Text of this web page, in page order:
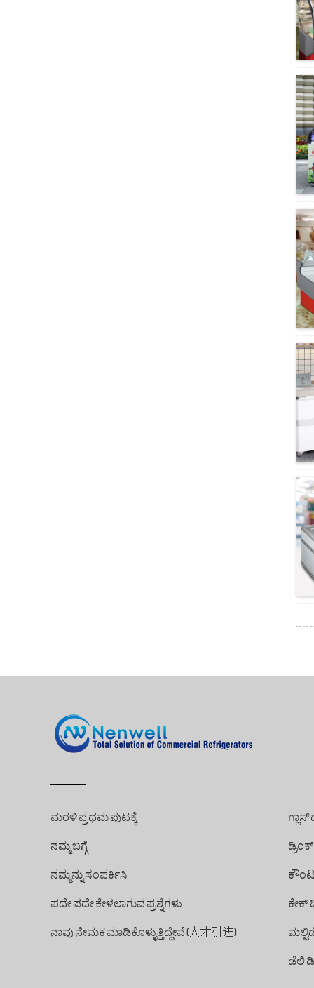
ಮರಳಿ ಪ್ರಥಮ ಪುಟಕ್ಕೆ
ನಮ್ಮ ಬಗ್ಗೆ
ನಮ್ಮನ್ನು ಸಂಪರ್ಕಿಸಿ
ಪದೇ ಪದೇ ಕೇಳಲಾಗುವ ಪ್ರಶ್ನೆಗಳು
ನಾವು ನೇಮಕ ಮಾಡಿಕೊಳ್ಳುತ್ತಿದ್ದೇವೆ (人才引进)
ಡ್ರಿಂಕ್
ಕೇಕ್
ಡೆಲಿ